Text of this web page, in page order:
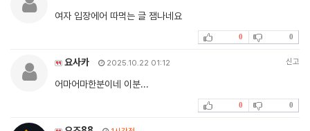
여자 입장에어 따먹는 글 잼나네요
0 0
요사카 2025.10.22 01:12 신고
어마어마한분이네 이분...
0 0